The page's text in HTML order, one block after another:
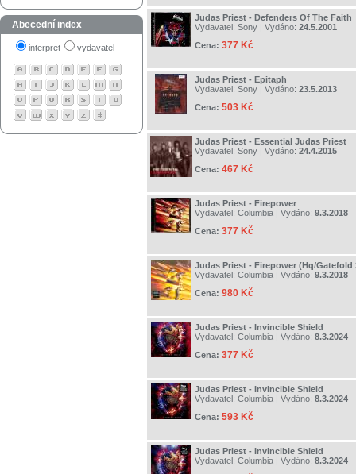
Abecední index
interpret vydavatel
Judas Priest - Defenders Of The Faith
Vydavatel: Sony | Vydáno: 24.5.2001
Cena: 377 Kč
Judas Priest - Epitaph
Vydavatel: Sony | Vydáno: 23.5.2013
Cena: 503 Kč
Judas Priest - Essential Judas Priest
Vydavatel: Sony | Vydáno: 24.4.2015
Cena: 467 Kč
Judas Priest - Firepower
Vydavatel: Columbia | Vydáno: 9.3.2018
Cena: 377 Kč
Judas Priest - Firepower (Hq/Gatefold
Vydavatel: Columbia | Vydáno: 9.3.2018
Cena: 980 Kč
Judas Priest - Invincible Shield
Vydavatel: Columbia | Vydáno: 8.3.2024
Cena: 377 Kč
Judas Priest - Invincible Shield
Vydavatel: Columbia | Vydáno: 8.3.2024
Cena: 593 Kč
Judas Priest - Invincible Shield
Vydavatel: Columbia | Vydáno: 8.3.2024